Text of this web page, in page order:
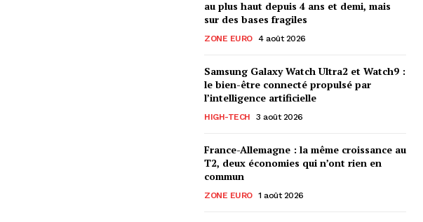
au plus haut depuis 4 ans et demi, mais
sur des bases fragiles
ZONE EURO 4 août 2026
Samsung Galaxy Watch Ultra2 et Watch9 :
le bien-être connecté propulsé par
l’intelligence artificielle
HIGH-TECH 3 août 2026
France-Allemagne : la même croissance au
T2, deux économies qui n’ont rien en
commun
ZONE EURO 1 août 2026